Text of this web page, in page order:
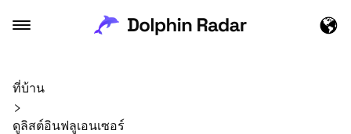
ที่บ้าน
ดูลิสต์อินฟลูเอนเซอร์